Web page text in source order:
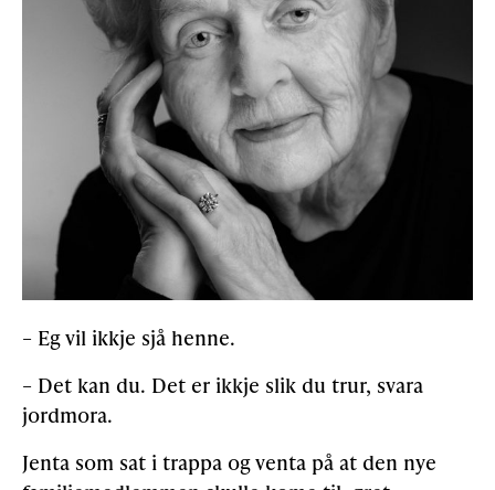
– Eg vil ikkje sjå henne.
– Det kan du. Det er ikkje slik du trur, svara
jordmora.
Jenta som sat i trappa og venta på at den nye